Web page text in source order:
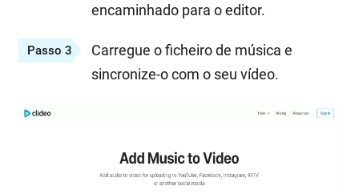
encaminhado para o editor.
Passo 3
Carregue o ficheiro de música e
sincronize-o com o seu vídeo.